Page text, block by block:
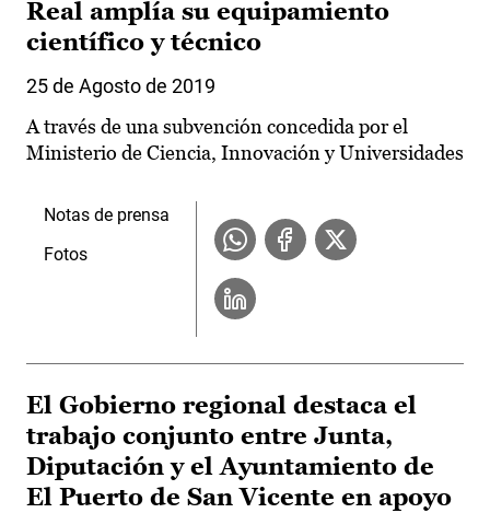
Real amplía su equipamiento
científico y técnico
25 de Agosto de 2019
A través de una subvención concedida por el
Ministerio de Ciencia, Innovación y Universidades
Notas de prensa
Fotos
El Gobierno regional destaca el
trabajo conjunto entre Junta,
Diputación y el Ayuntamiento de
El Puerto de San Vicente en apoyo